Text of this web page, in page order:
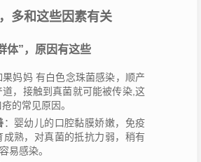
多和这些因素有关
体”，原因有这些
果妈妈 有白色念珠菌感染，顺产
道，接触到真菌就可能被传染,这
的常见原因。
：婴幼儿的口腔黏膜娇嫩，免疫
成熟，对真菌的抵抗力弱，稍有
易感染。